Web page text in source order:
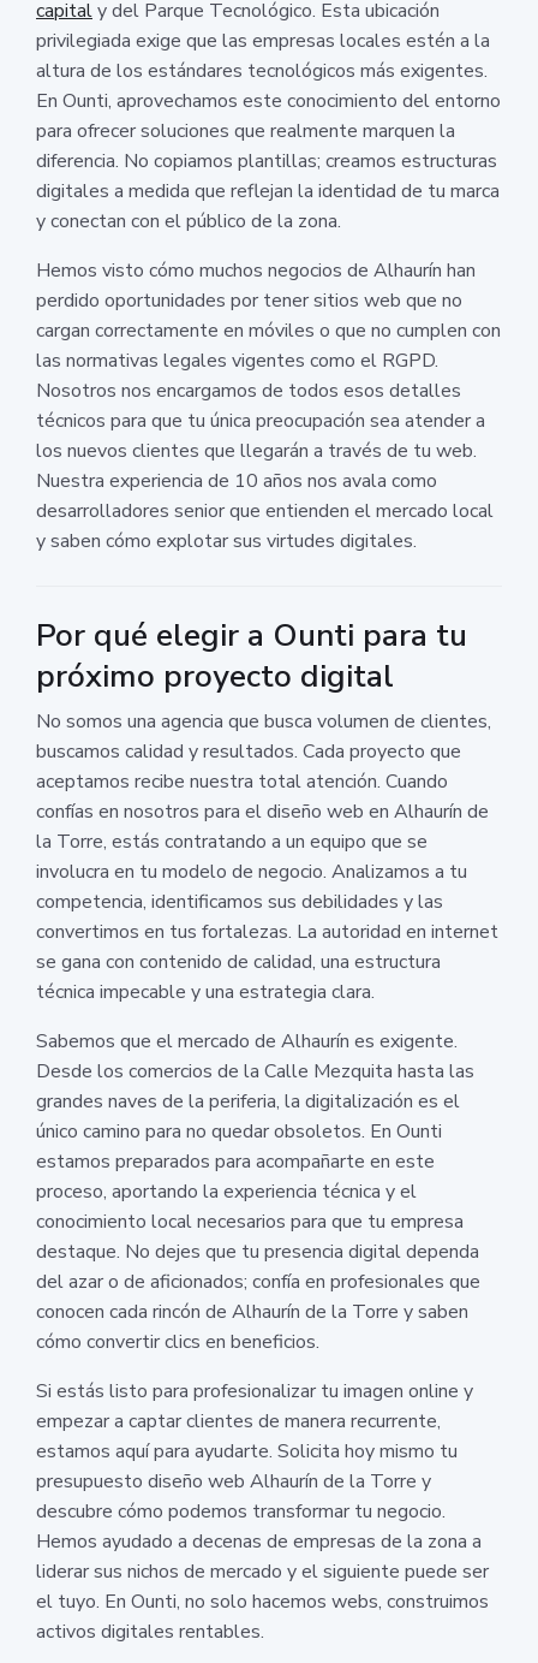
capitaly del Parque Tecnológico. Esta ubicación
privilegiada exige que las empresas locales estén a la
altura de los estándares tecnológicos más exigentes.
En Ounti, aprovechamos este conocimiento del entorno
para ofrecer soluciones que realmente marquen la
diferencia. No copiamos plantillas; creamos estructuras
digitales a medida que reflejan la identidad de tu marca
y conectan con el público de la zona.
Hemos visto cómo muchos negocios de Alhaurín han
perdido oportunidades por tener sitios web que no
cargan correctamente en móviles o que no cumplen con
las normativas legales vigentes como el RGPD.
Nosotros nos encargamos de todos esos detalles
técnicos para que tu única preocupación sea atender a
los nuevos clientes que llegarán a través de tu web.
Nuestra experiencia de 10 años nos avala como
desarrolladores senior que entienden el mercado local
y saben cómo explotar sus virtudes digitales.
Por qué elegir a Ounti para tu
próximo proyecto digital
No somos una agencia que busca volumen de clientes,
buscamos calidad y resultados. Cada proyecto que
aceptamos recibe nuestra total atención. Cuando
confías en nosotros para el diseño web en Alhaurín de
la Torre, estás contratando a un equipo que se
involucra en tu modelo de negocio. Analizamos a tu
competencia, identificamos sus debilidades y las
convertimos en tus fortalezas. La autoridad en internet
se gana con contenido de calidad, una estructura
técnica impecable y una estrategia clara.
Sabemos que el mercado de Alhaurín es exigente.
Desde los comercios de la Calle Mezquita hasta las
grandes naves de la periferia, la digitalización es el
único camino para no quedar obsoletos. En Ounti
estamos preparados para acompañarte en este
proceso, aportando la experiencia técnica y el
conocimiento local necesarios para que tu empresa
destaque. No dejes que tu presencia digital dependa
del azar o de aficionados; confía en profesionales que
conocen cada rincón de Alhaurín de la Torre y saben
cómo convertir clics en beneficios.
Si estás listo para profesionalizar tu imagen online y
empezar a captar clientes de manera recurrente,
estamos aquí para ayudarte. Solicita hoy mismo tu
presupuesto diseño web Alhaurín de la Torre y
descubre cómo podemos transformar tu negocio.
Hemos ayudado a decenas de empresas de la zona a
liderar sus nichos de mercado y el siguiente puede ser
el tuyo. En Ounti, no solo hacemos webs, construimos
activos digitales rentables.